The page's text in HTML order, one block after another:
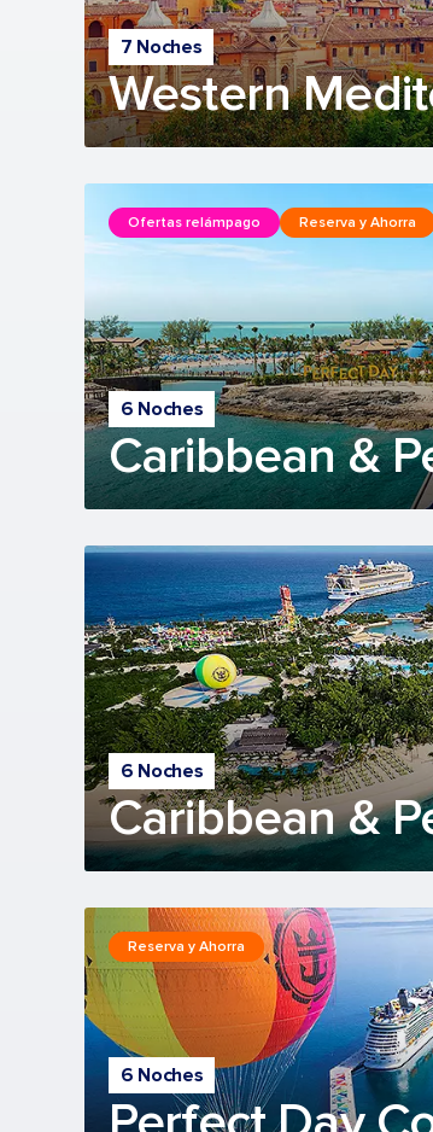
7 Noches
Western
6 Noches
Caribbean &
Ofertas relámpago Reserva y Ahorra
6 Noches
Caribbean &
6 Noches
Reserva y Ahorra